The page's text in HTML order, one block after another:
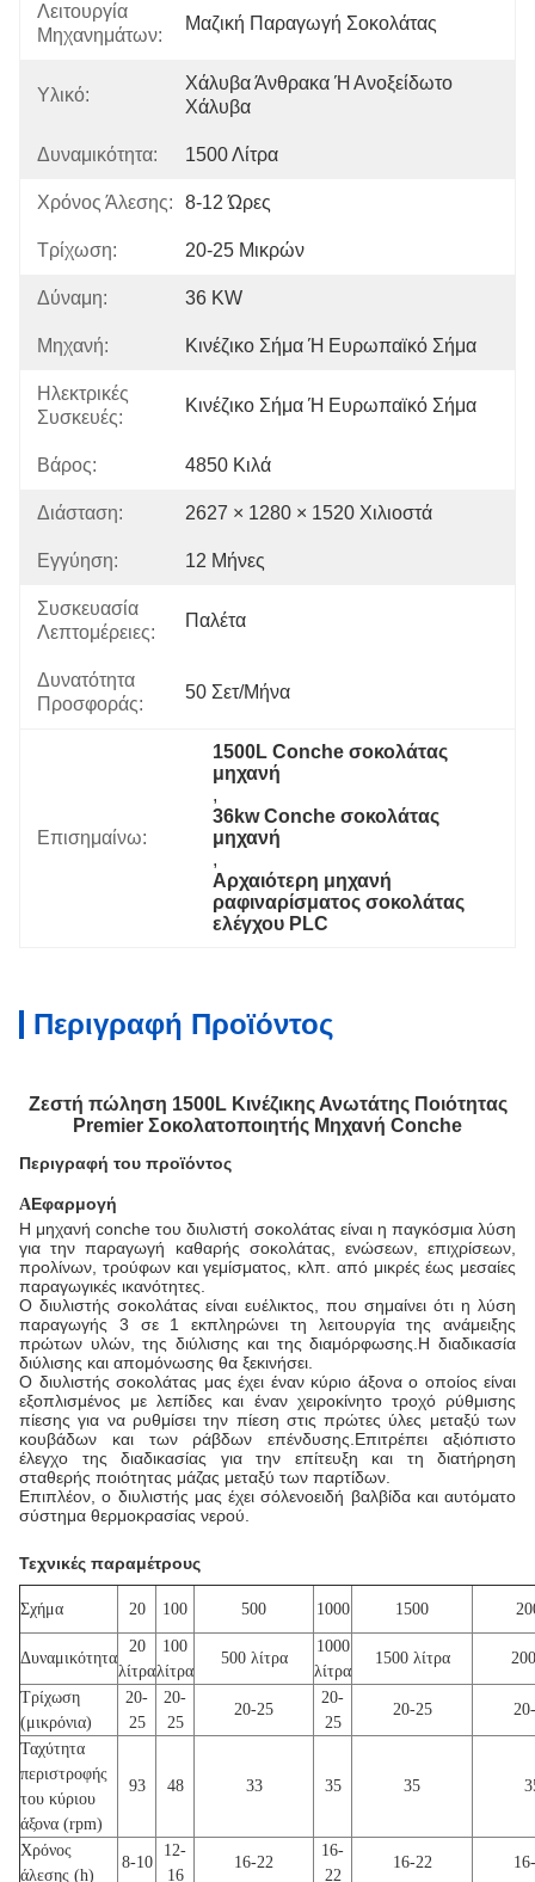
Λειτουργία
Μηχανημάτων:
Μαζική Παραγωγή Σοκολάτας
Υλικό:
Χάλυβα Άνθρακα Ή Ανοξείδωτο
Χάλυβα
Δυναμικότητα: 1500 Λίτρα
Χρόνος Άλεσης: 8-12 Ώρες
Τρίχωση: 20-25 Μικρών
Δύναμη: 36 KW
Μηχανή: Κινέζικο Σήμα Ή Ευρωπαϊκό Σήμα
Ηλεκτρικές
Συσκευές:
Κινέζικο Σήμα Ή Ευρωπαϊκό Σήμα
Βάρος: 4850 Κιλά
Διάσταση: 2627 × 1280 × 1520 Χιλιοστά
Εγγύηση: 12 Μήνες
Συσκευασία
Λεπτομέρειες:
Παλέτα
Δυνατότητα
Προσφοράς:
50 Σετ/μήνα
Επισημαίνω:
1500L Conche σοκολάτας
μηχανή
,
36kw Conche σοκολάτας
μηχανή
,
Αρχαιότερη μηχανή
ραφιναρίσματος σοκολάτας
ελέγχου PLC
Περιγραφή Προϊόντος
Ζεστή πώληση 1500L Κινέζικης Ανωτάτης Ποιότητας
Premier Σοκολατοποιητής Μηχανή Conche
Περιγραφή του προϊόντος
ΑΕφαρμογή
Η μηχανή conche του διυλιστή σοκολάτας είναι η παγκόσμια λύση
για την παραγωγή καθαρής σοκολάτας, ενώσεων, επιχρίσεων,
προλίνων, τρούφων και γεμίσματος, κλπ. από μικρές έως μεσαίες
παραγωγικές ικανότητες.
Ο διυλιστής σοκολάτας είναι ευέλικτος, που σημαίνει ότι η λύση
παραγωγής 3 σε 1 εκπληρώνει τη λειτουργία της ανάμειξης
πρώτων υλών, της διύλισης και της διαμόρφωσης.Η διαδικασία
διύλισης και απομόνωσης θα ξεκινήσει.
Ο διυλιστής σοκολάτας μας έχει έναν κύριο άξονα ο οποίος είναι
εξοπλισμένος με λεπίδες και έναν χειροκίνητο τροχό ρύθμισης
πίεσης για να ρυθμίσει την πίεση στις πρώτες ύλες μεταξύ των
κουβάδων και των ράβδων επένδυσης.Επιτρέπει αξιόπιστο
έλεγχο της διαδικασίας για την επίτευξη και τη διατήρηση
σταθερής ποιότητας μάζας μεταξύ των παρτίδων.
Επιπλέον, ο διυλιστής μας έχει σόλενοειδή βαλβίδα και αυτόματο
σύστημα θερμοκρασίας νερού.
Τεχνικές παραμέτρους
Σχήμα 20 100 500 1000 1500
Δυναμικότητα
20
λίτρα
100
λίτρα
500 λίτρα
1000
λίτρα
1500 λίτρα
Τρίχωση
(μικρόνια)
20-
25
20-
25
20-25
20-
25
20-25
Ταχύτητα
περιστροφής
του κύριου
άξονα (rpm)
93 48 33 35 35
Χρόνος
άλεσης (h)
8-10
12-
16
16-22
16-
22
16-22